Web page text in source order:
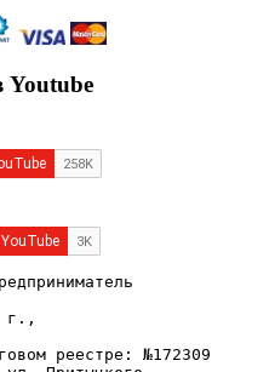
Youtube
г.,
реестре: №172309